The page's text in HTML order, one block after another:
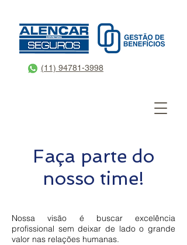
(11) 94781-3998
Faça parte do
nosso time!
Nossa visão é buscar excelência
profissional sem deixar de lado o grande
valor nas relações humanas.